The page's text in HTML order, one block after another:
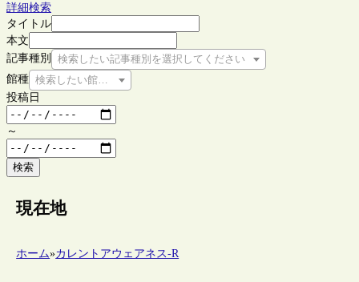
詳細検索
タイトル
本文
記事種別
検索したい記事種別を選択してください
館種 検索したい館種を選択してください
投稿日
～
検索
現在地
ホーム»カレントアウェアネス-R